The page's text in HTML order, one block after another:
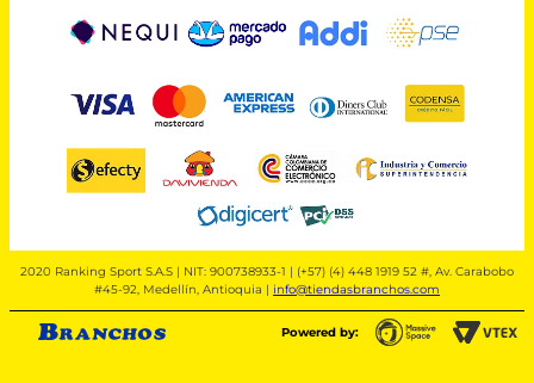
2020 Ranking Sport S.A.S | NIT: 900738933-1 | (+57) (4) 448 1919 52 #, Av. Carabobo
#45-92, Medellín, Antioquia | info@tiendasbranchos.com
Powered by: